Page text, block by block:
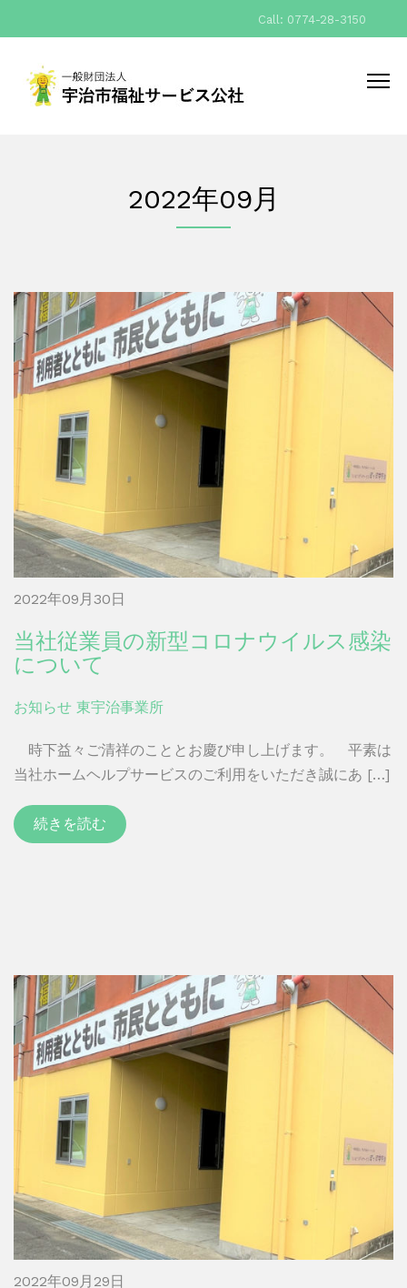
Call: 0774-28-3150
2022年09月
2022年09月30日
当社従業員の新型コロナウイルス感染
について
お知らせ 東宇治事業所
時下益々ご清祥のこととお慶び申し上げます。 平素は
当社ホームヘルプサービスのご利用をいただき誠にあ […]
続きを読む
2022年09月29日